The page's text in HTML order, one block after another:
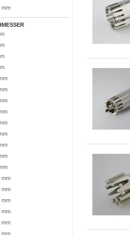
mm
mm
mm
mm
mm
mm
mm